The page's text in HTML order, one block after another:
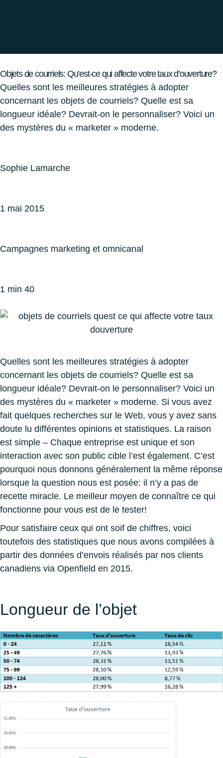
Objets de courriels: Qu’est-ce qui affecte votre taux d’ouverture?
Quelles sont les meilleures stratégies à adopter
concernant les objets de courriels? Quelle est sa
longueur idéale? Devrait-on le personnaliser? Voici un
des mystères du « marketer » moderne.
Sophie Lamarche
1 mai 2015
Campagnes marketing et omnicanal
1 min 40
Quelles sont les meilleures stratégies à adopter
concernant les objets de courriels? Quelle est sa
longueur idéale? Devrait-on le personnaliser? Voici un
des mystères du « marketer » moderne. Si vous avez
fait quelques recherches sur le Web, vous y avez sans
doute lu différentes opinions et statistiques. La raison
est simple – Chaque entreprise est unique et son
interaction avec son public cible l’est également. C’est
pourquoi nous donnons généralement la même réponse
lorsque la question nous est posée: il n’y a pas de
recette miracle. Le meilleur moyen de connaître ce qui
fonctionne pour vous est de le tester!
Pour satisfaire ceux qui ont soif de chiffres, voici
toutefois des statistiques que nous avons compilées à
partir des données d’envois réalisés par nos clients
canadiens via Openfield en 2015.
Longueur de l’objet